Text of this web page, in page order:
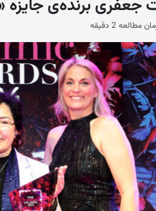
برنده‌ی جایزه‌
مطالعه 2 دقیقه